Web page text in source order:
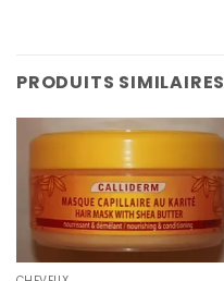
PRODUITS SIMILAIRES